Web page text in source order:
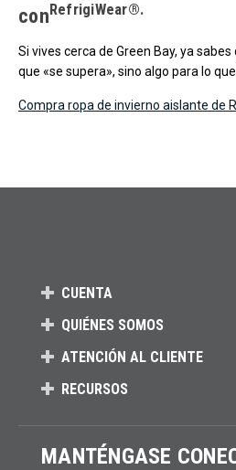
con RefrigiWear®.
Si vives cerca de Green Bay, ya
que «se supera», sino algo para lo
Compra ropa de invierno aislante de
CUENTA
QUIÉNES SOMOS
ATENCIÓN AL CLIENTE
RECURSOS
MANTÉNGASE